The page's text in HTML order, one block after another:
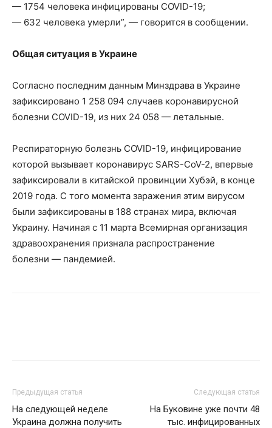
— 1754 человека инфицированы COVID-19;
— 632 человека умерли”, — говорится в сообщении.
Общая ситуация в Украине
Согласно последним данным Минздрава в Украине
зафиксировано 1 258 094 случаев коронавирусной
болезни COVID-19, из них 24 058 — летальные.
Респираторную болезнь COVID-19, инфицирование
которой вызывает коронавирус SARS-CoV-2, впервые
зафиксировали в китайской провинции Хубэй, в конце
2019 года. С того момента заражения этим вирусом
были зафиксированы в 188 странах мира, включая
Украину. Начиная с 11 марта Всемирная организация
здравоохранения признала распространение
болезни — пандемией.
Предыдущая статья
На следующей неделе
Украина должна получить
Следующая статья
На Буковине уже почти 48
тыс. инфицированных